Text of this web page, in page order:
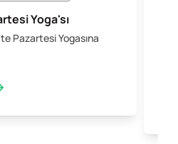
Yoga'sı
Pazartesi Yogasına